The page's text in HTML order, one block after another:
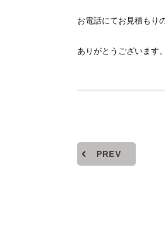
お電話にてお見積もり
ありがとうございます。
PREV